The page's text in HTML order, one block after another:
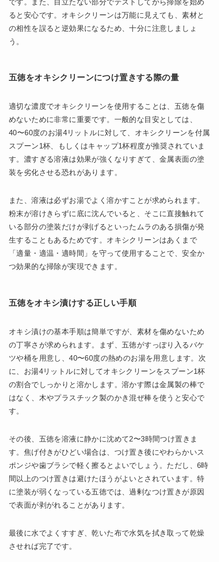
ると安心です。オキシクリーンは万能に見えても、素材と
の相性を誤ると逆効果になるため、十分に注意しましょ
う。
五徳をオキシクリーンにつけ置きする際の量
適切な濃度でオキシクリーンを使用することは、五徳を傷
めないために非常に重要です。一般的な目安としては、
40〜60度のお湯4リットルに対して、オキシクリーンを付属
スプーン1杯、もしくはキャップ1杯程度が推奨されていま
す。濃すぎる溶液は効果が強くなりすぎて、金属表面の塗
装を劣化させる恐れがあります。
また、溶液は必ずお湯でよく溶かすことが求められます。
粉末が溶けきらずに底に沈んでいると、そこに直接触れて
いる部分の塗装だけが剥げるといったムラのある損傷が発
生することもあるためです。オキシクリーンはあくまで
「適量・適温・適時間」を守って使用することで、安全か
つ効果的な掃除が実現できます。
五徳をオキシ漬けする正しい手順
オキシ漬けの基本手順は簡単ですが、素材を傷めないため
の丁寧さが求められます。まず、五徳がすっぽり入るバケ
ツや桶を用意し、40〜60度の熱めのお湯を用意します。次
に、お湯4リットルに対してオキシクリーンをスプーン1杯
の割合でしっかりと溶かします。溶かす際は金属製の棒で
はなく、木やプラスチック製のかき混ぜ棒を使うと安心で
す。
その後、五徳を溶液に静かに沈めて2〜3時間つけ置きま
す。焦げ付きがひどい場合は、つけ置き後にやわらかいス
ポンジや歯ブラシで軽く擦るとよいでしょう。ただし、6時
間以上のつけ置きは避けたほうがよいとされています。特
に塗装が弱くなっている五徳では、過剰なつけ置きが原因
で表面が剥がれることがあります。
最後に水でよくすすぎ、乾いた布で水気を拭き取って乾燥
させれば完了です。